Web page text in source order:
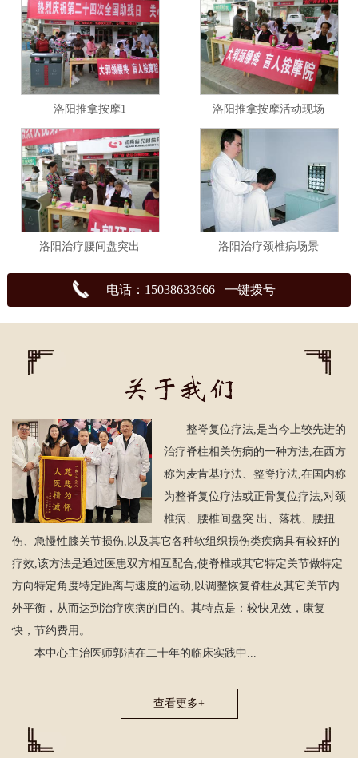
洛阳推拿按摩1 洛阳推拿按摩活动现场
洛阳治疗腰间盘突出 洛阳治疗颈椎病场景
电话：15038633666 一键拨号
整脊复位疗法,是当今上较先进的
治疗脊柱相关伤病的一种方法,在西方
称为麦肯基疗法、整脊疗法,在国内称
为整脊复位疗法或正骨复位疗法,对颈
椎病、腰椎间盘突 出、落枕、腰扭
伤、急慢性膝关节损伤,以及其它各种软组织损伤类疾病具有较好的
疗效,该方法是通过医患双方相互配合,使脊椎或其它特定关节做特定
方向特定角度特定距离与速度的运动,以调整恢复脊柱及其它关节内
外平衡，从而达到治疗疾病的目的。其特点是：较快见效，康复
快，节约费用。
本中心主治医师郭洁在二十年的临床实践中...
查看更多+